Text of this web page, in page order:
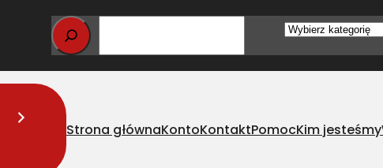
Wybierz
Strona głównaKontoKontaktPomocKim jesteśmy